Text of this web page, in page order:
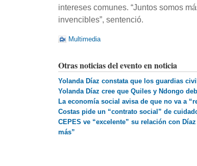
intereses comunes. “Juntos somos
invencibles”, sentenció.
Multimedia
Otras noticias del evento en noticia
Yolanda Díaz constata que los guardias
Yolanda Díaz cree que Quiles y Ndongo
La economía social avisa de que no va a
Costas pide un “contrato social” de
CEPES ve “excelente” su relación con
más”